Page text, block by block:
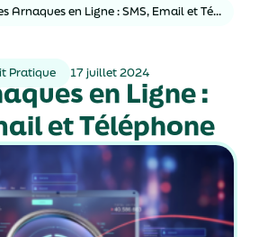
Les Arnaques en Ligne : SMS, Email et Téléphone
Pratique 17 juillet 2024
en Ligne :
et Téléphone